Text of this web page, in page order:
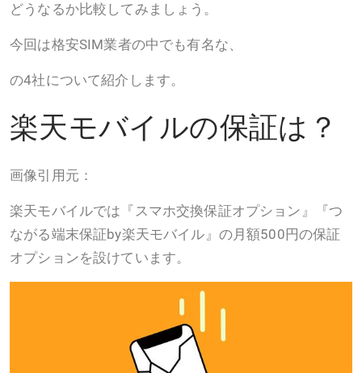
どうなるか比較してみましょう。
今回は格安SIM業者の中でも有名な、
の4社について紹介します。
楽天モバイルの保証は？
画像引用元：
楽天モバイルでは『スマホ交換保証オプション』『つ
ながる端末保証by楽天モバイル』の月額500円の保証
オプションを設けています。